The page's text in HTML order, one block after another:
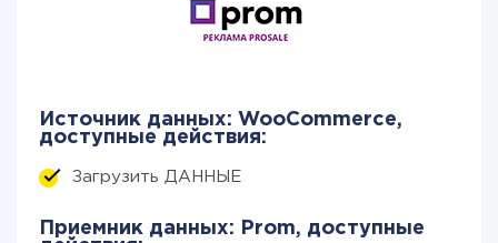
Источник данных: WooCommerce,
доступные действия:
Загрузить ДАННЫЕ
Приемник данных: Prom, доступные